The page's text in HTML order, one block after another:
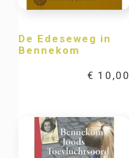
De Edeseweg in
Bennekom
€ 10,00